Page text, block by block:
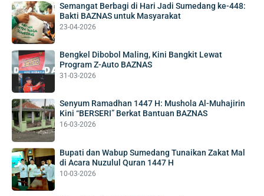
Semangat Berbagi di Hari Jadi Sumedang ke-448:
Bakti BAZNAS untuk Masyarakat
23-04-2026
Bengkel Dibobol Maling, Kini Bangkit Lewat
Program Z-Auto BAZNAS
31-03-2026
Senyum Ramadhan 1447 H: Mushola Al-Muhajirin
Kini “BERSERI” Berkat Bantuan BAZNAS
16-03-2026
Bupati dan Wabup Sumedang Tunaikan Zakat Mal
di Acara Nuzulul Quran 1447 H
10-03-2026